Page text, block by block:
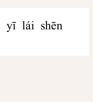
yī lái shēn